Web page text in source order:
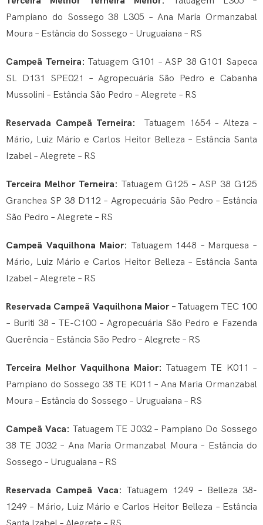
Pampiano do Sossego 38 L305 – Ana Maria Ormanzabal
Moura – Estância do Sossego – Uruguaiana – RS
Campeã Terneira:Tatuagem G101 – ASP 38 G101 Sapeca
SL D131 SPE021 – Agropecuária São Pedro e Cabanha
Mussolini – Estância São Pedro – Alegrete – RS
Reservada Campeã Terneira:
Tatuagem 1654 – Alteza –
Mário, Luiz Mário e Carlos Heitor Belleza – Estância Santa
Izabel – Alegrete – RS
Terceira Melhor Terneira: Tatuagem G125 – ASP 38 G125
Granchea SP 38 D112 – Agropecuária São Pedro – Estância
São Pedro – Alegrete – RS
Campeã Vaquilhona Maior: Tatuagem 1448 – Marquesa –
Mário, Luiz Mário e Carlos Heitor Belleza – Estância Santa
Izabel – Alegrete – RS
Reservada Campeã Vaquilhona Maior –Tatuagem TEC 100
– Buriti 38 – TE-C100 – Agropecuária São Pedro e Fazenda
Querência – Estância São Pedro – Alegrete – RS
Terceira Melhor Vaquilhona Maior:Tatuagem TE K011 –
Pampiano do Sossego 38 TE K011 – Ana Maria Ormanzabal
Moura – Estância do Sossego – Uruguaiana – RS
Campeã Vaca: Tatuagem TE J032 – Pampiano Do Sossego
38 TE J032 – Ana Maria Ormanzabal Moura – Estância do
Sossego – Uruguaiana – RS
Reservada Campeã Vaca:Tatuagem 1249 – Belleza 38-
1249 – Mário, Luiz Mário e Carlos Heitor Belleza – Estância